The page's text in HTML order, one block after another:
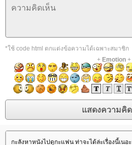
*ใช้ code html ตกแต่งข้อความได้เฉพาะสมาชิก
+ Emotion+
กะลังหาหนังไปดูกะแฟน ท่าจะได้ล่ะเรื่องนี้เนอะ